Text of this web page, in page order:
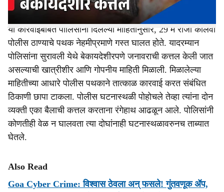
या कारवाईबाबत पोलिसांनी दिलेल्या माहितीनुसार, 29 मे रोजी कोलवा
पोलीस ठाण्याचे पथक नेहमीप्रमाणे गस्त घालत होते. यादरम्यान
पोलिसांना सुरावली येथे बेकायदेशीरपणे जनावराची कत्तल केली जात
असल्याची खात्रीशीर आणि गोपनीय माहिती मिळाली. मिळालेल्या
माहितीच्या आधारे पोलीस पथकाने तात्काळ कारवाई करत संबंधित
ठिकाणी छापा टाकला. पोलीस घटनास्थळी पोहोचले तेव्हा त्यांना दोन
व्यक्ती एका बैलाची कत्तल करताना रंगेहाथ आढळून आले. पोलिसांनी
कोणतीही वेळ न घालवता त्या दोघांनाही घटनास्थळावरुनच ताब्यात
घेतले.
Also Read
Goa Cyber Crime: विश्वास ठेवला अन्‌ फसले! गुंतवणूक ॲप,